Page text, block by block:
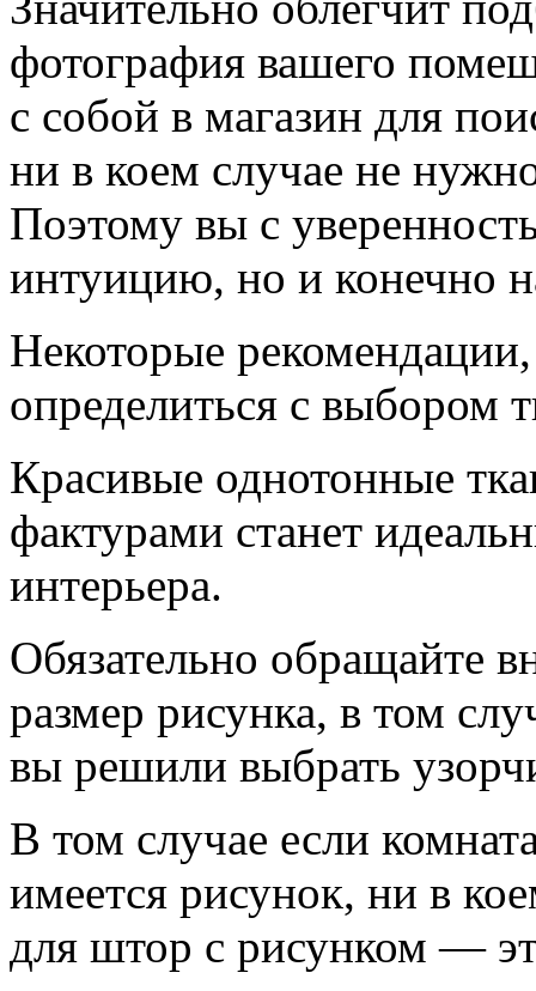
фотография вашего
с собой в магазин для
ни в коем случае не
Поэтому вы с
интуицию, но и конечно
Некоторые
определиться с выбором
Красивые однотонные
фактурами станет
интерьера.
Обязательно обращайте
размер рисунка, в том
вы решили выбрать
В том случае если
имеется рисунок, ни в
для штор с рисунком —